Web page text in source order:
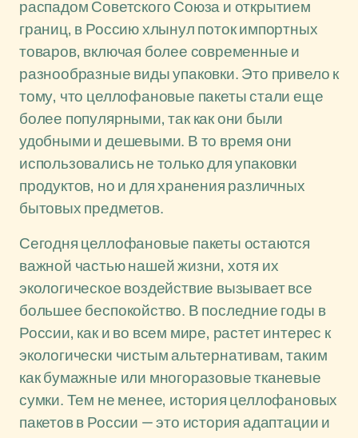
распадом Советского Союза и открытием
границ, в Россию хлынул поток импортных
товаров, включая более современные и
разнообразные виды упаковки. Это привело к
тому, что целлофановые пакеты стали еще
более популярными, так как они были
удобными и дешевыми. В то время они
использовались не только для упаковки
продуктов, но и для хранения различных
бытовых предметов.
Сегодня целлофановые пакеты остаются
важной частью нашей жизни, хотя их
экологическое воздействие вызывает все
большее беспокойство. В последние годы в
России, как и во всем мире, растет интерес к
экологически чистым альтернативам, таким
как бумажные или многоразовые тканевые
сумки. Тем не менее, история целлофановых
пакетов в России — это история адаптации и